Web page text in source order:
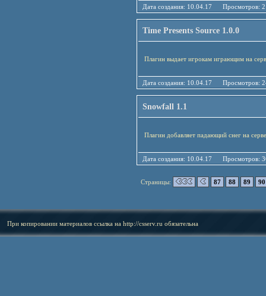
Дата создания: 10.04.17
Time Presents Source 1.0.0
Плагин выдает игрокам играющим на
Дата создания: 10.04.17
Snowfall 1.1
Плагин добавляет падающий снег на
Дата создания: 10.04.17
Страницы: 87 88 89 90
При копировании материалов ссылка на http://csserv.ru обязательна